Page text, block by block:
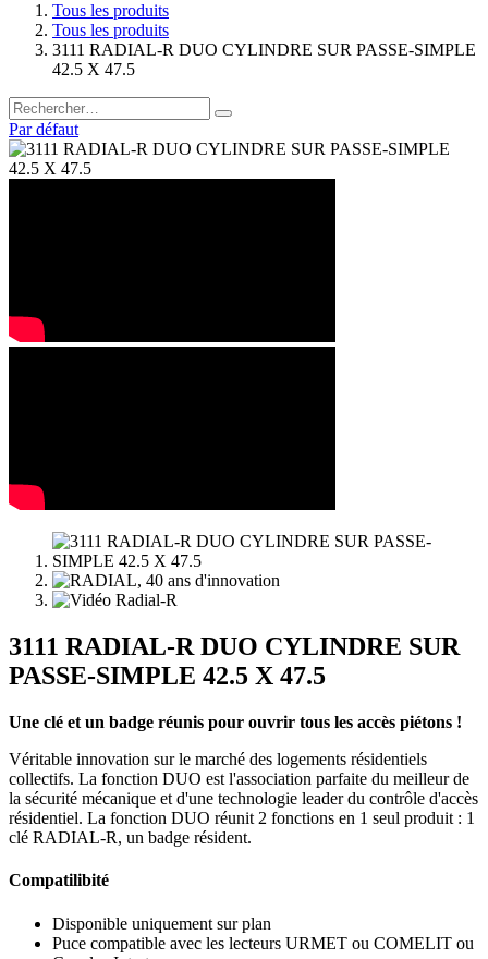
Tous les produits
Tous les produits
3111 RADIAL-R DUO CYLINDRE SUR PASSE-SIMPLE
42.5 X 47.5
Par défaut
3111 RADIAL-R DUO CYLINDRE SUR
PASSE-SIMPLE 42.5 X 47.5
Une clé et un badge réunis pour ouvrir tous les accès piétons !
Véritable innovation sur le marché des logements résidentiels
collectifs. La fonction DUO est l'association parfaite du meilleur de
la sécurité mécanique et d'une technologie leader du contrôle d'accès
résidentiel. La fonction DUO réunit 2 fonctions en 1 seul produit : 1
clé RADIAL-R, un badge résident.
Compatilibité
Disponible uniquement sur plan
Puce compatible avec les lecteurs URMET ou COMELIT ou